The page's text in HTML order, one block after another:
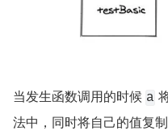
当发生函数调用的时候 a
法中，同时将自己的值复